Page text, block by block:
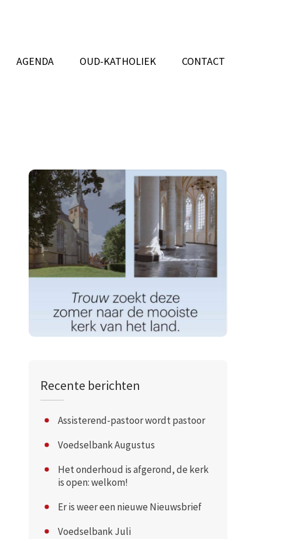
AGENDA OUD-KATHOLIEK CONTACT
Recente berichten
Assisterend-pastoor wordt pastoor
Voedselbank Augustus
Het onderhoud is afgerond, de kerk
is open: welkom!
Er is weer een nieuwe Nieuwsbrief
Voedselbank Juli